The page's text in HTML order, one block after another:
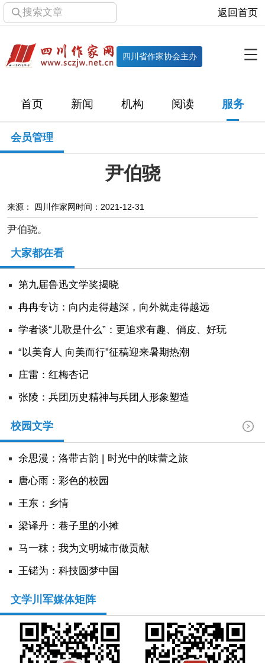
搜索文章 返回首页
四川省作家协会主办
首页 新闻 机构 阅读 服务
机构
直属单位 团体会员 主管社团 专门委员会
历届主席团
时政 文学动态
十百千
小说 散文 诗歌
校园文学 其他阅读 文学访谈 作家新作
服务
入会须知 报刊联盟
四川文学 星星诗刊 当代文坛
公告公示 讣告
人事考试
会员管理
尹伯骁
来源： 四川作家网时间：2021-12-31
尹伯骁。
大家都在看
第九届鲁迅文学奖揭晓
冉冉专访：向内走得越深，向外就走得越远
学者谈“儿歌是什么”：更追求有趣、俏皮、好玩
“以美育人 向美而行”征稿迎来暑期热潮
庄雷：红梅杏记
张陵：兵团历史精神与兵团人形象塑造
校园文学
余思漫：洛带古韵 | 时光中的味蕾之旅
唐心雨：彩色的校园
王东：乡情
​梁译丹：巷子里的小摊
马一秣：我为文明城市做贡献
王锘为：科技圆梦中国
文学川军媒体矩阵